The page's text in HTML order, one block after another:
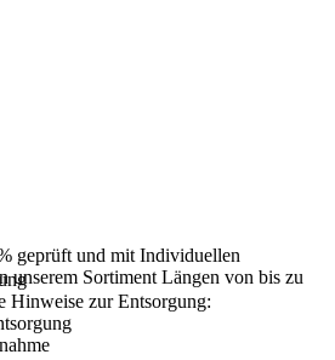
Hinweise zur Entsorgung:
geprüft und mit Individuellen
unserem Sortiment Längen von bis zu